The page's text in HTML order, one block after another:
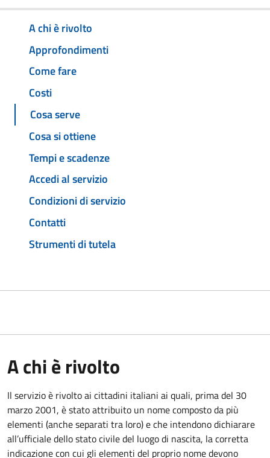
A chi è rivolto
Approfondimenti
Come fare
Costi
Cosa serve
Cosa si ottiene
Tempi e scadenze
Accedi al servizio
Condizioni di servizio
Contatti
Strumenti di tutela
A chi è rivolto
Il servizio è rivolto ai cittadini italiani ai quali, prima del 30
marzo 2001, è stato attribuito un nome composto da più
elementi (anche separati tra loro) e che intendono dichiarare
all’ufficiale dello stato civile del luogo di nascita, la corretta
indicazione con cui gli elementi del proprio nome devono